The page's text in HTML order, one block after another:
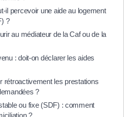
il percevoir une aide au logement
?
au médiateur de la Caf ou de la
: doit-on déclarer les aides
rétroactivement les prestations
?
ou fixe (SDF) : comment
?